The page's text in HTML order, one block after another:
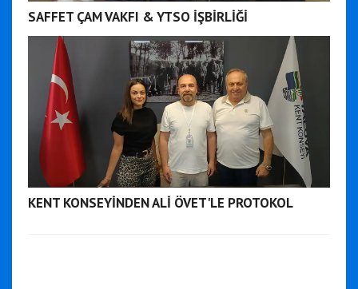
SAFFET ÇAM VAKFI & YTSO İŞBİRLİĞİ
KENT KONSEYİNDEN ALİ ÖVET'LE PROTOKOL